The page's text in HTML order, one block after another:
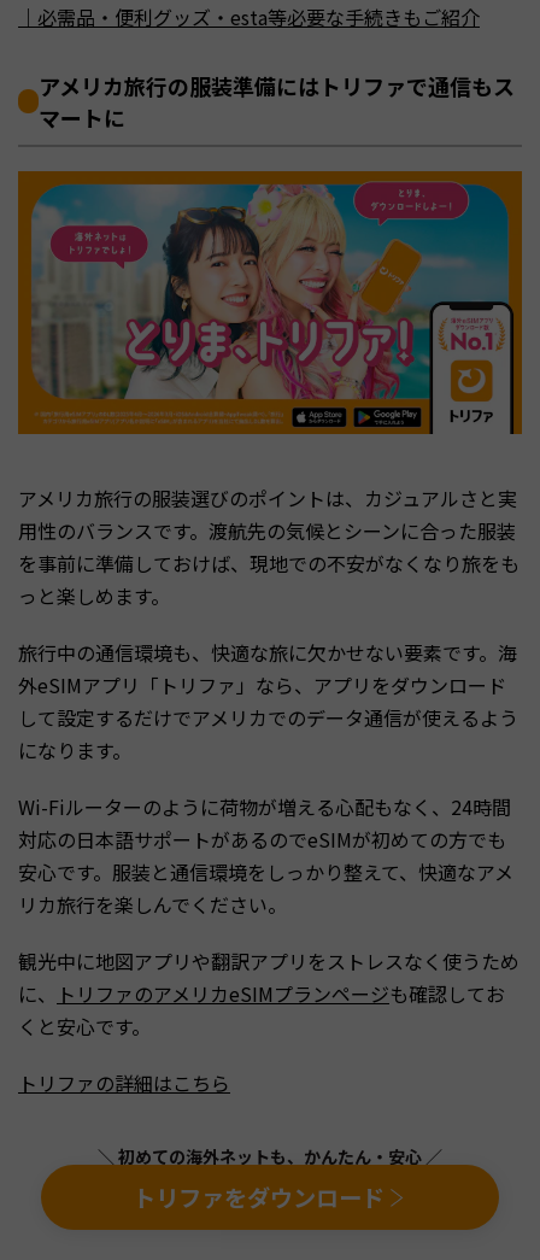
｜必需品・便利グッズ・esta等必要な手続きもご紹介
アメリカ旅行の服装準備にはトリファで通信もス
マートに
アメリカ旅行の服装選びのポイントは、カジュアルさと実
用性のバランスです。渡航先の気候とシーンに合った服装
を事前に準備しておけば、現地での不安がなくなり旅をも
っと楽しめます。
旅行中の通信環境も、快適な旅に欠かせない要素です。海
外eSIMアプリ「トリファ」なら、アプリをダウンロード
して設定するだけでアメリカでのデータ通信が使えるよう
になります。
Wi-Fiルーターのように荷物が増える心配もなく、24時間
対応の日本語サポートがあるのでeSIMが初めての方でも
安心です。服装と通信環境をしっかり整えて、快適なアメ
リカ旅行を楽しんでください。
観光中に地図アプリや翻訳アプリをストレスなく使うため
に、
トリファのアメリカeSIMプランページも確認してお
くと安心です。
トリファの詳細はこちら
＼ 初めての海外ネットも、かんたん・安心 ／
トリファをダウンロード